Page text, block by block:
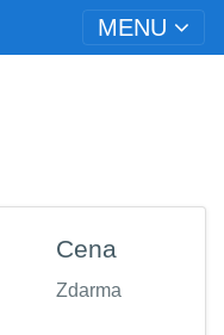
MENU
Cena
Zdarma